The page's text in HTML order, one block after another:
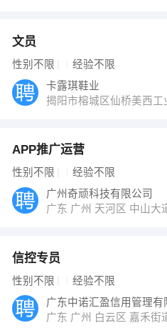
文员
性别不限 经验不限
卡露琪鞋业
揭阳市榕城区仙桥美西工
APP推广运营
性别不限 经验不限
广州奇顽科技有限公司
广东 广州 天河区 中山大
信控专员
性别不限 经验不限
广东中诺汇盈信用管理有
广东 广州 白云区 嘉禾街